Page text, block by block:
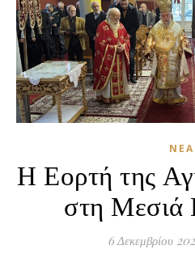
ΝΈΑ
Η Εορτή της
στη Μεσιά
6 Δεκεμβρίου